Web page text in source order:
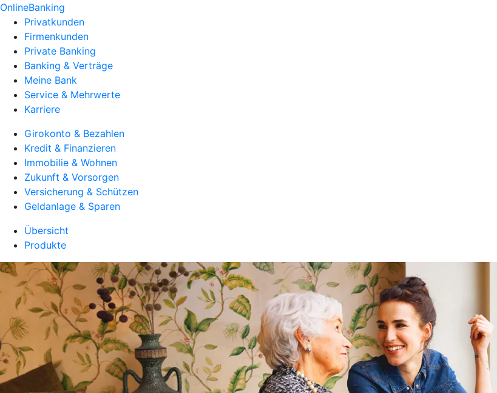
OnlineBanking
Privatkunden
Firmenkunden
Private Banking
Banking & Verträge
Meine Bank
Service & Mehrwerte
Karriere
Girokonto & Bezahlen
Kredit & Finanzieren
Immobilie & Wohnen
Zukunft & Vorsorgen
Versicherung & Schützen
Geldanlage & Sparen
Übersicht
Produkte